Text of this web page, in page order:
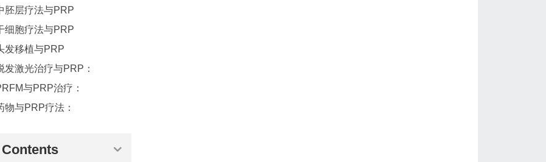
胚层疗法与PRP
细胞疗法与PRP
发移植与PRP
发激光治疗与PRP：
与PRP治疗：
物与PRP疗法：
Contents